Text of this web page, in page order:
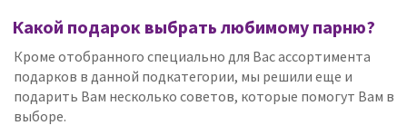
Какой подарок выбрать любимому парню?
Кроме отобранного специально для Вас ассортимента
подарков в данной подкатегории, мы решили еще и
подарить Вам несколько советов, которые помогут Вам в
выборе.